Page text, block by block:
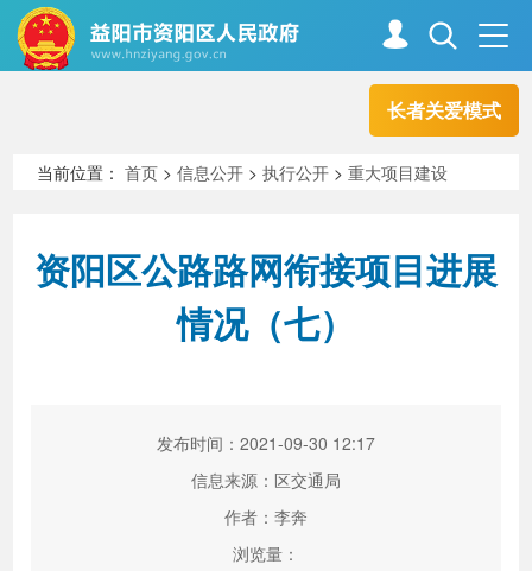
长者关爱模式
走进资阳
新闻中心
当前位置：首页 >信息公开 >执行公开 >重大项目建设
资阳区公路路网衔接项目进展
情况（七）
发布时间：2021-09-30 12:17
信息来源：区交通局
作者：李奔
浏览量：